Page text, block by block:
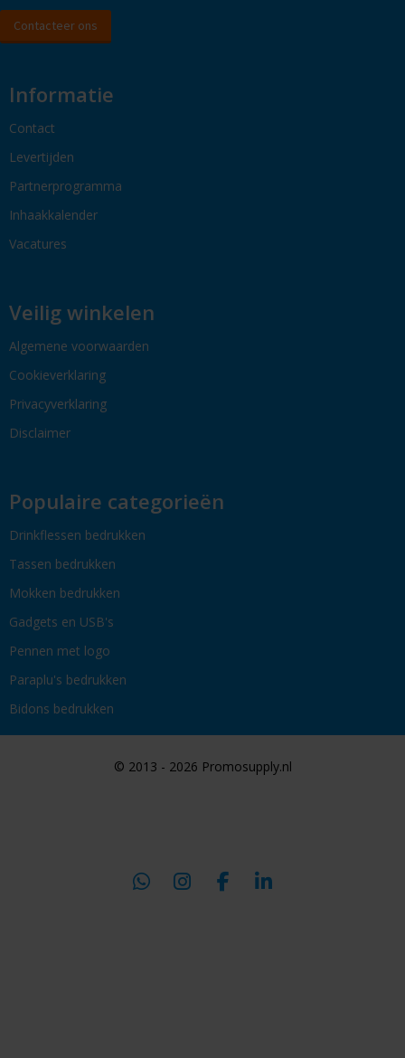
Contacteer ons
Informatie
Contact
Levertijden
Partnerprogramma
Inhaakkalender
Vacatures
Veilig winkelen
Algemene voorwaarden
Cookieverklaring
Privacyverklaring
Disclaimer
Populaire categorieën
Drinkflessen bedrukken
Tassen bedrukken
Mokken bedrukken
Gadgets en USB's
Pennen met logo
Paraplu's bedrukken
Bidons bedrukken
© 2013 - 2026 Promosupply.nl